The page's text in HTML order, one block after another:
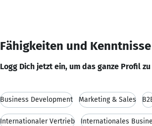
Fähigkeiten und Kenntnisse
Logg Dich jetzt ein, um das ganze Profil
Business Development Marketing & Sales
Internationaler Vertrieb Internationales